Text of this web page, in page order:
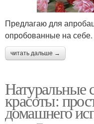
Предлагаю для
опробованные на себе.
читать дальше →
Натуральные
красоты:
домашнего